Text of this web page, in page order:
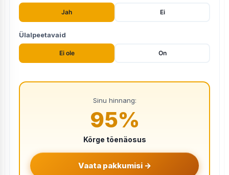
Jah Ei
Ülalpeetavaid
Ei ole On
Sinu hinnang:
95%
Kõrge tõenäosus
Vaata pakkumisi →